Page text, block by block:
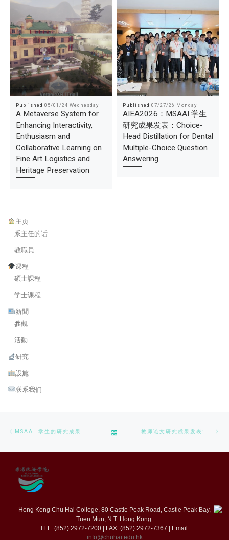
Published 05/01/24 Wednesday
A Metaverse System for
Enhancing Interactivity,
Enthusiasm and
Collaborative Learning on
Fine Art Logistics and
Heritage Preservation
Published 07/27/26 Monday
AIEA2026：MSAAI 学生
研究成果发表：Choice-
Head Distillation for Dental
Multiple-Choice Question
Answering
主页
系主任的话
教職員
课程
碩士課程
学士课程
新聞
參觀
活動
研究
設施
联系我们
MSAAI 学生的研究成果发表：智慧基建视角下钢材缺陷分类的机器学习算法应用研究 BACK TO POST LIST 教师论文研究成果发表: 具有信息恢复功能的稳健图对比学习
Hong Kong Chu Hai College, 80 Castle Peak Road, Castle Peak Bay,
Tuen Mun, N.T. Hong Kong.
TEL: (852) 2972-7200 | FAX: (852) 2972-7367 | Email:
info@chuhai.edu.hk